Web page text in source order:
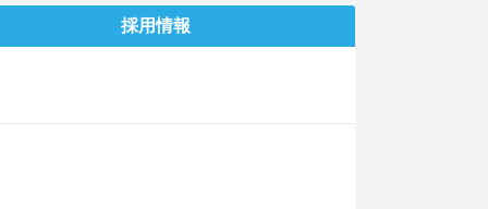
採用情報